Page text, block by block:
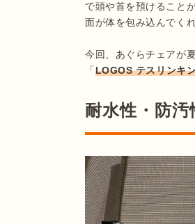
で頭や首を預けること
面が体を包み込んでく
今回、あぐらチェアが
「LOGOS テスリンキ
耐水性・防汚